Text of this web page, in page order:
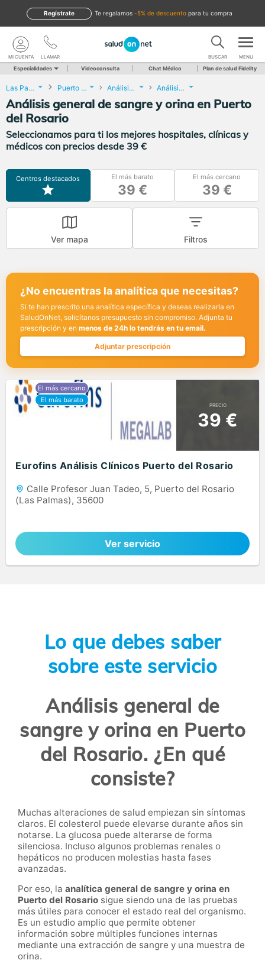
te regalamos -5% de descuento para tu compra
Regístrate
LLAMAR
MI CUENTA BUSCAR MENU
Especialidades Videoconsulta Chat Médico Plan de salud Fidelity
Las Palmas Puerto del Rosario Análisis Clínicos Análisis general de sangre y orina
Análisis general de sangre y orina en Puerto
del Rosario
Seleccionamos para ti los mejores hospitales, clínicas y
médicos con precios desde 39 €
Centros destacados El más barato
39 €
El más cercano
39 €
Ver mapa Filtros
¿No encuentras la analítica que necesitas?
Si te han prescrito una analítica específica y deseas realizarla en
SaludOnNet, solicítanos presupuesto sin compromiso. Adjunta tu
prescripción y en menos de 24h lo tendrás en tu email.
Adjuntar prescripción
PRECIO
39 €
Eurofins Análisis Clínicos Puerto del Rosario
Calle Profesor Juan Tadeo, 5, Puerto del Rosario
(Las Palmas), 35600
Ver servicio
Lo que debes saber
sobre este servicio
Análisis general de
sangre y orina en Puerto
del Rosario. ¿En qué
consiste?
Muchas alteraciones de salud empiezan sin síntomas
claros. El colesterol puede elevarse durante años sin
notarse. La glucosa puede alterarse de forma
silenciosa. Incluso algunos problemas renales o
hepáticos no producen molestias hasta fases
avanzadas.
Por eso, la analítica general de sangre y orina en
Puerto del Rosario sigue siendo una de las pruebas
más útiles para conocer el estado real del organismo.
Es un estudio amplio que permite obtener
información sobre múltiples funciones internas
mediante una extracción de sangre y una muestra de
orina.